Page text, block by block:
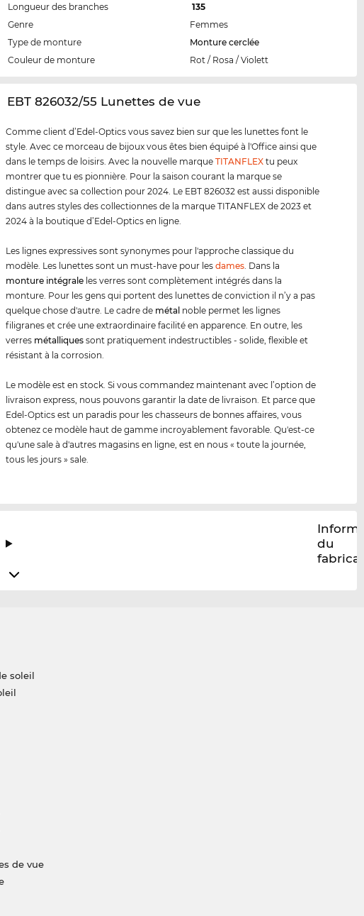
Longueur des branches
135
Genre
Femmes
Type de monture
Monture cerclée
Couleur de monture
Rot / Rosa / Violett
‌EBT 826032/55 Lunettes de vue
Comme client d’Edel-Optics vous savez bien sur que les lunettes font le
style. Avec ce morceau de bijoux vous êtes bien équipé à l'Office ainsi que
dans le temps de loisirs. Avec la nouvelle marqueTITANFLEX tu peux
montrer que tu es pionnière. Pour la saison courant la marque se
distingue avec sa collection pour 2024. Le EBT 826032 est aussi disponible
dans autres styles des collectionnes de la marque TITANFLEX de 2023 et
2024 à la boutique d’Edel-Optics en ligne.
Les lignes expressives sont synonymes pour l'approche classique du
modèle. Les lunettes sont un must-have pour lesdames . Dans la
monture intégrale les verres sont complètement intégrés dans la
monture. Pour les gens qui portent des lunettes de conviction il n’y a pas
quelque chose d'autre. Le cadre de métal noble permet les lignes
filigranes et crée une extraordinaire facilité en apparence. En outre, les
verres métalliques sont pratiquement indestructibles - solide, flexible et
résistant à la corrosion.
Le modèle est en stock. Si vous commandez maintenant avec l’option de
livraison express, nous pouvons garantir la date de livraison. Et parce que
Edel-Optics est un paradis pour les chasseurs de bonnes affaires, vous
obtenez ce modèle haut de gamme incroyablement favorable. Qu'est-ce
qu'une sale à d'autres magasins en ligne, est en nous « toute la journée,
tous les jours » sale.
du
soleil
de vue